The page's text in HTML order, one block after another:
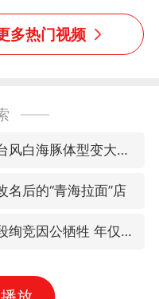
～你是吃古筝长大的
”“或将成为首位考级
带古筝的选手。”（来
多热门视频
台风白海豚体型变大近似13个浙江面积
名后的“青海拉面”店
段绚竞因公牺牲 年仅44岁